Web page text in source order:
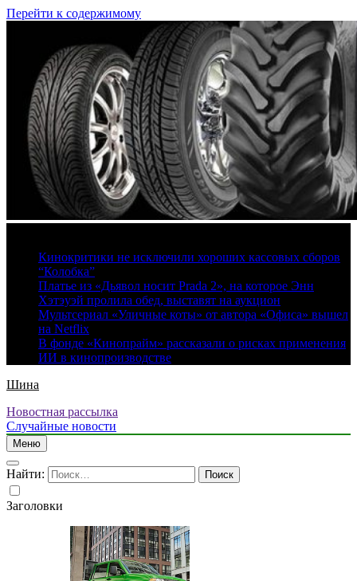
Перейти к содержимому
Кинокритики не исключили хороших кассовых сборов
“Колобка”
Платье из «Дьявол носит Prada 2», на которое Энн
Хэтэуэй пролила обед, выставят на аукцион
Мультсериал «Уличные коты» от автора «Офиса» вышел
на Netflix
В фонде «Кинопрайм» рассказали о рисках применения
ИИ в кинопроизводстве
Шина
Новостная рассылка
Случайные новости
Меню
Найти:
Заголовки